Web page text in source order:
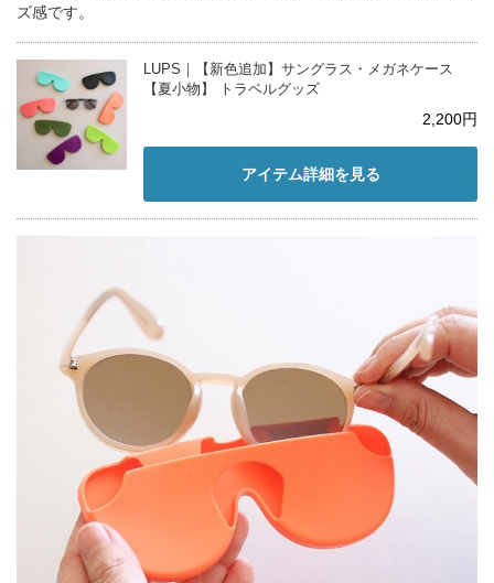
ズ感です。
LUPS｜【新色追加】サングラス・メガネケース
【夏小物】 トラベルグッズ
2,200円
アイテム詳細を見る